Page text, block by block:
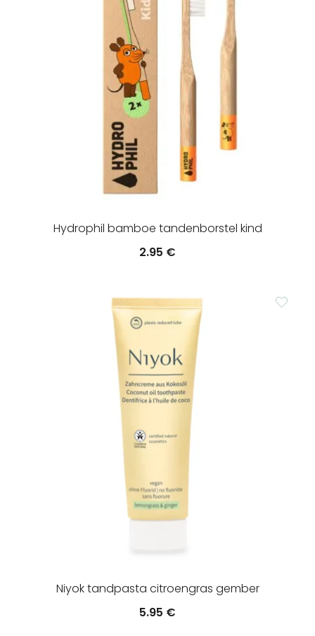
Hydrophil bamboe tandenborstel kind
2.95 €
Niyok tandpasta citroengras gember
5.95 €